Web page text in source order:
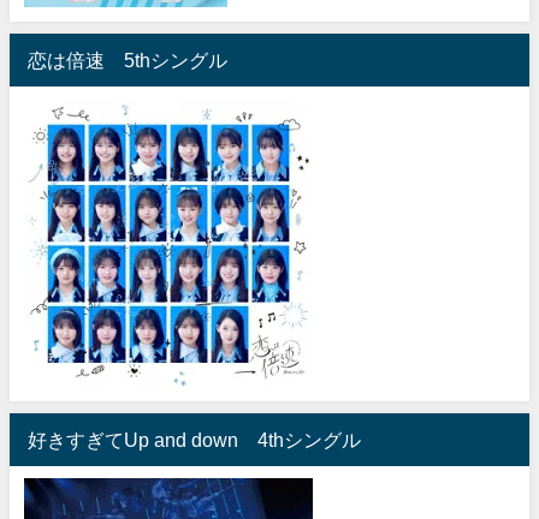
恋は倍速 5thシングル
好きすぎてUp and down 4thシングル